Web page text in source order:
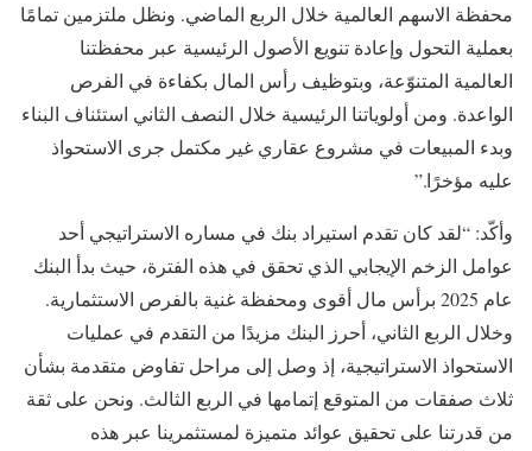
محفظة الاسهم العالمية خلال الربع الماضي. ونظل ملتزمين تمامًا
بعملية التحول وإعادة تنويع الأصول الرئيسية عبر محفظتنا
العالمية المتنوّعة، وبتوظيف رأس المال بكفاءة في الفرص
الواعدة. ومن أولوياتنا الرئيسية خلال النصف الثاني استئناف البناء
وبدء المبيعات في مشروع عقاري غير مكتمل جرى الاستحواذ
عليه مؤخرًا.”
وأكّد: “لقد كان تقدم استيراد بنك في مساره الاستراتيجي أحد
عوامل الزخم الإيجابي الذي تحقق في هذه الفترة، حيث بدأ البنك
عام ‎2025 برأس مال أقوى ومحفظة غنية بالفرص الاستثمارية.
وخلال الربع الثاني، أحرز البنك مزيدًا من التقدم في عمليات
الاستحواذ الاستراتيجية، إذ وصل إلى مراحل تفاوض متقدمة بشأن
ثلاث صفقات من المتوقع إتمامها في الربع الثالث. ونحن على ثقة
من قدرتنا على تحقيق عوائد متميزة لمستثمرينا عبر هذه